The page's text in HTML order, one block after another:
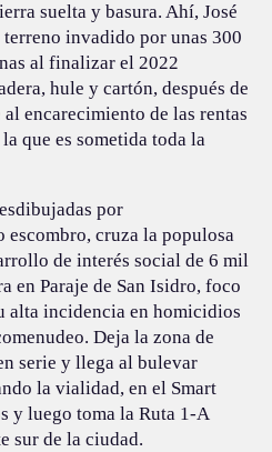
suelta y basura. Ahí, José
invadido por unas 300
al finalizar el 2022
hule y cartón, después de
encarecimiento de las rentas
que es sometida toda la
por
escombro, cruza la populosa
de interés social de 6 mil
en Paraje de San Isidro, foco
alta incidencia en homicidios
Deja la zona de
serie y llega al bulevar
la vialidad, en el Smart
y luego toma la Ruta 1-A
sur de la ciudad.